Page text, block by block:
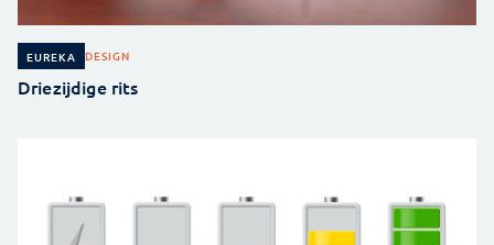
EUREKA DESIGN
Driezijdige rits